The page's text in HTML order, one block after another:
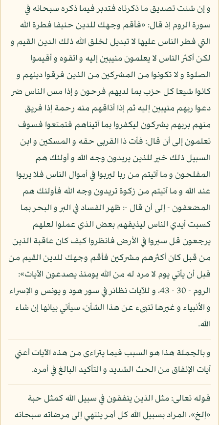
و إن شئت تصديق ما ذكرناه فتدبر فيما ذكره سبحانه في
سورة الروم إذ قال: «فأقم وجهك للدين حنيفا فطرة الله
التي فطر الناس عليها لا تبديل لخلق الله ذلك الدين القيم و
لكن أكثر الناس لا يعلمون منيبين إليه و اتقوه و أقيموا
الصلوة و لا تكونوا من المشركين من الذين فرقوا دينهم و
كانوا شيعا كل حزب بما لديهم فرحون و إذا مس الناس ضر
دعوا ربهم منيبين إليه ثم إذا أذاقهم منه رحمة إذا فريق
منهم بربهم يشركون ليكفروا بما آتيناهم فتمتعوا فسوف
تعلمون إلى أن قال: فأت ذا القربى حقه و المسكين و ابن
السبيل ذلك خير للذين يريدون وجه الله و أولئك هم
المفلحون و ما آتيتم من ربا ليربوا في أموال الناس فلا يربوا
عند الله و ما آتيتم من زكوة تريدون وجه الله فأولئك هم
المضعفون - إلى أن قال -: ظهر الفساد في البر و البحر بما
كسبت أيدي الناس ليذيقهم بعض الذي عملوا لعلهم
يرجعون قل سيروا في الأرض فانظروا كيف كان عاقبة الذين
من قبل كان أكثرهم مشركين فأقم وجهك للدين القيم من
قبل أن يأتي يوم لا مرد له من الله يومئذ يصدعون الآيات»:
الروم - 30 - 43، و للآيات نظائر في سور هود و يونس و الإسراء
و الأنبياء و غيرها تنبىء عن هذا الشأن، سيأتي بيانها إن شاء
الله.
و بالجملة هذا هو السبب فيما يتراءى من هذه الآيات أعني
آيات الإنفاق من الحث الشديد و التأكيد البالغ في أمره.
قوله تعالى: مثل الذين ينفقون في سبيل الله كمثل حبة
«إلخ»، المراد بسبيل الله كل أمر ينتهي إلى مرضاته سبحانه